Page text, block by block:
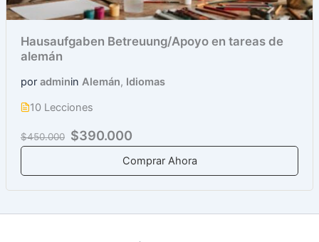
Hausaufgaben Betreuung/Apoyo en tareas de
alemán
por adminin Alemán, Idiomas
10 Lecciones
$450.000 $390.000
Comprar Ahora